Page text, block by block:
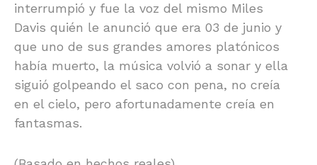
interrumpió y fue la voz del mismo Miles
Davis quién le anunció que era 03 de junio y
que uno de sus grandes amores platónicos
había muerto, la música volvió a sonar y ella
siguió golpeando el saco con pena, no creía
en el cielo, pero afortunadamente creía en
fantasmas.